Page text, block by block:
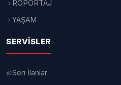
RÖPORTAJ
YAŞAM
SERVISLER
Seri İlanlar